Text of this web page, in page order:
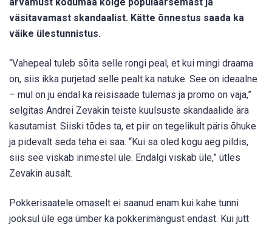
väsitavamast skandaalist. Kätte õnnestus saada ka
väike ülestunnistus.
“Vahepeal tuleb sõita selle rongi peal, et kui mingi draama
on, siis ikka purjetad selle pealt ka natuke. See on ideaalne
– mul on ju endal ka reisisaade tulemas ja promo on vaja,”
selgitas Andrei Zevakin teiste kuulsuste skandaalide ära
kasutamist. Siiski tõdes ta, et piir on tegelikult päris õhuke
ja pidevalt seda teha ei saa. “Kui sa oled kogu aeg pildis,
siis see viskab inimestel üle. Endalgi viskab üle,” ütles
Zevakin ausalt.
Pokkerisaatele omaselt ei saanud enam kui kahe tunni
jooksul üle ega ümber ka pokkerimängust endast. Kui jutt